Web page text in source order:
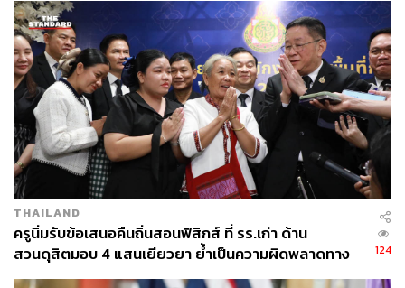
THAILAND
ครูนิ่มรับข้อเสนอคืนถิ่นสอนฟิสิกส์ ที่ รร.เก่า ด้าน
สวนดุสิตมอบ 4 แสนเยียวยา ย้ำเป็นความผิดพลาดทาง
เทคนิคไม่ใช่ทุจริต
124